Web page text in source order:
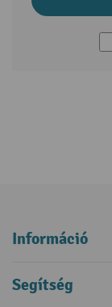
Információ
Segítség